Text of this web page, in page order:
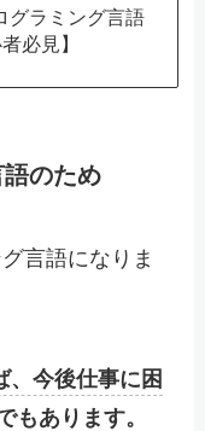
グラミング言語
必見】
のため
言語になりま
、今後仕事に困
もあります。